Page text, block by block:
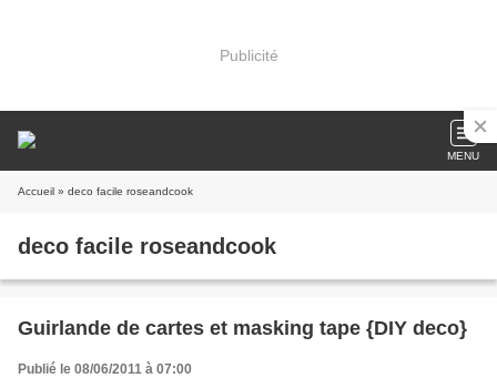
Publicité
MENU
Accueil » deco facile roseandcook
deco facile roseandcook
Guirlande de cartes et masking tape {DIY deco}
Publié le 08/06/2011 à 07:00